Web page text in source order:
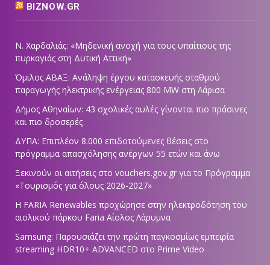
BIZNOW.GR
Ν. Χαρδαλιάς: «Μηδενική ανοχή για τους υπαίτιους της
πυρκαγιάς στη Δυτική Αττική»
Όμιλος ΑΒΑΞ: Ανάληψη έργου κατασκευής σταθμού
παραγωγής ηλεκτρικής ενέργειας 800 ΜW στη Λάρισα
Δήμος Αθηναίων: 43 σχολικές αυλές γίνονται πιο πράσινες
και πιο δροσερές
ΔΥΠΑ: Επιπλέον 8.000 επιδοτούμενες θέσεις στο
πρόγραμμα απασχόλησης ανέργων 55 ετών και άνω
Ξεκινούν οι αιτήσεις στο vouchers.gov.gr για το Πρόγραμμα
«Τουρισμός για όλους 2026-2027»
Η FARIA Renewables προχώρησε στην ηλεκτροδότηση του
αιολικού πάρκου Faria Αίολος Λάρυμνα
Samsung: Παρουσιάζει την πρώτη παγκοσμίως εμπειρία
streaming HDR10+ ADVANCED στο Prime Video